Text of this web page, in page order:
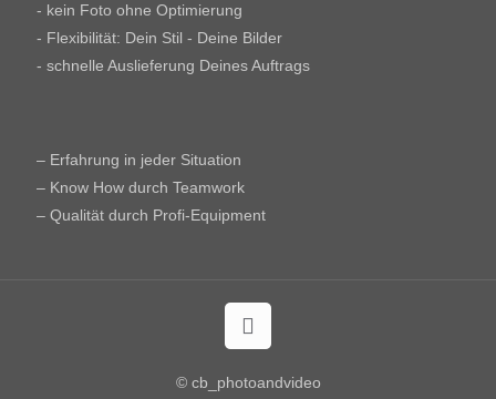
- kein Foto ohne Optimierung
- Flexibilität: Dein Stil - Deine Bilder
- schnelle Auslieferung Deines Auftrags
– Erfahrung in jeder Situation
– Know How durch Teamwork
– Qualität durch Profi-Equipment
© cb_photoandvideo